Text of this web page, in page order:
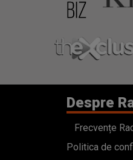
Despre
Frecvențe
Politica de